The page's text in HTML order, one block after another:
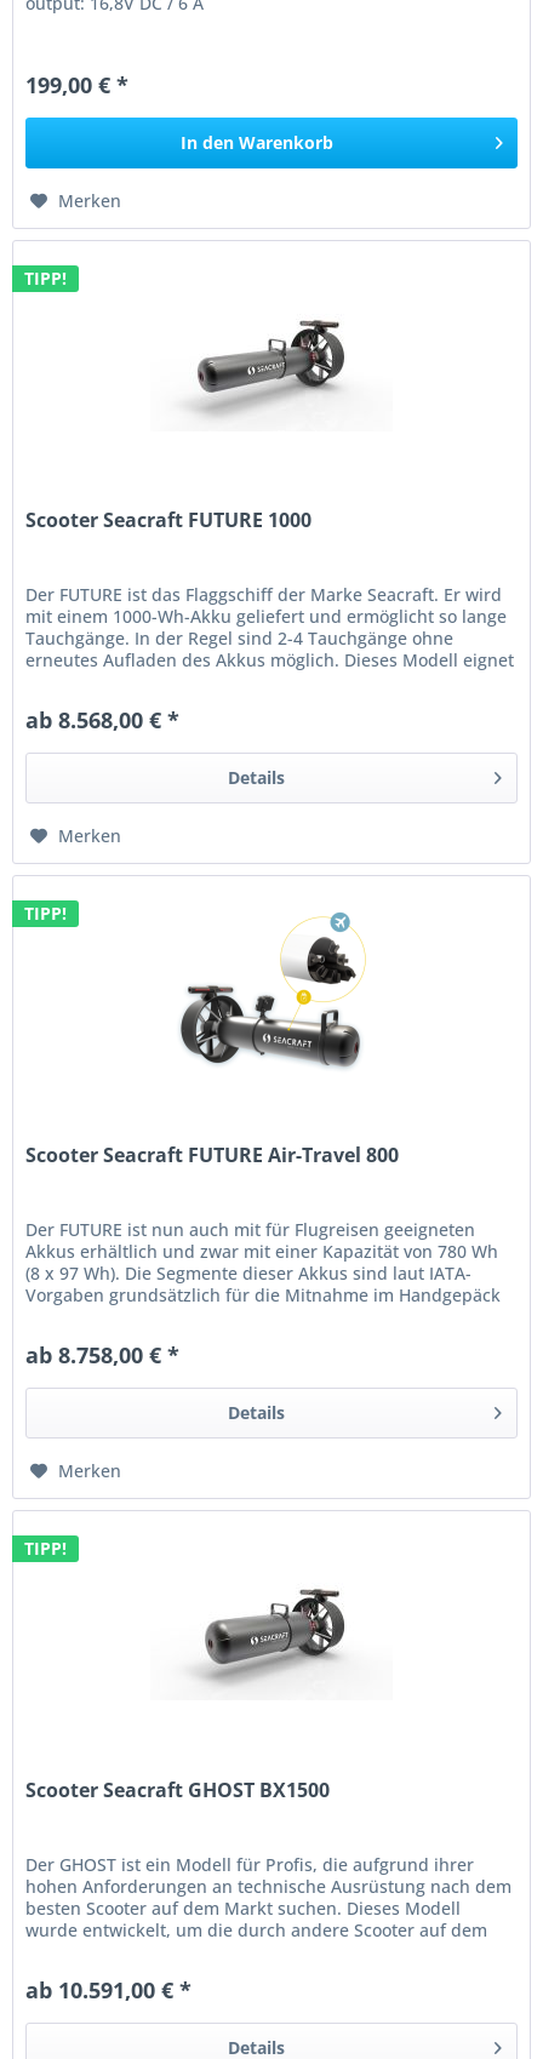
199,00 € *
In den Warenkorb
Merken
TIPP!
Scooter Seacraft FUTURE 1000
Der FUTURE ist das Flaggschiff der Marke Seacraft. Er wird
mit einem 1000-Wh-Akku geliefert und ermöglicht so lange
Tauchgänge. In der Regel sind 2-4 Tauchgänge ohne
erneutes Aufladen des Akkus möglich. Dieses Modell eignet
ab 8.568,00 € *
Details
Merken
TIPP!
Scooter Seacraft FUTURE Air-Travel 800
Der FUTURE ist nun auch mit für Flugreisen geeigneten
Akkus erhältlich und zwar mit einer Kapazität von 780 Wh
(8 x 97 Wh). Die Segmente dieser Akkus sind laut IATA-
Vorgaben grundsätzlich für die Mitnahme im Handgepäck
ab 8.758,00 € *
Details
Merken
TIPP!
Scooter Seacraft GHOST BX1500
Der GHOST ist ein Modell für Profis, die aufgrund ihrer
hohen Anforderungen an technische Ausrüstung nach dem
besten Scooter auf dem Markt suchen. Dieses Modell
wurde entwickelt, um die durch andere Scooter auf dem
ab 10.591,00 € *
Details